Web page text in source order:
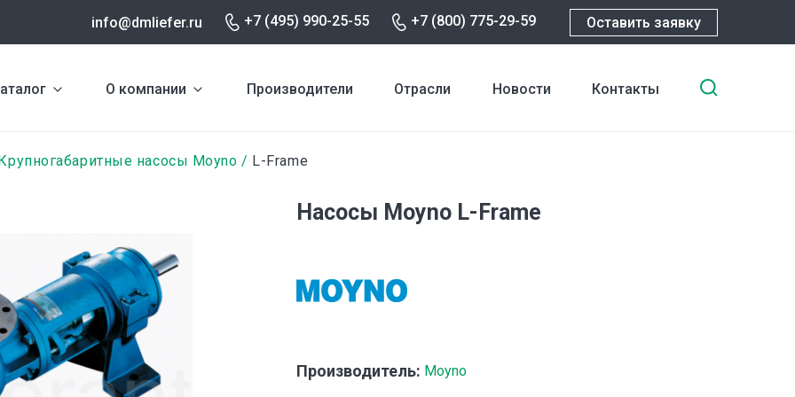
info@dmliefer.ru +7 (495) 990-25-55 +7 (800) 775-29-59 Оставить заявку
О компании Производители Отрасли Новости Контакты
насосы Moyno L-Frame
Насосы Moyno L-Frame
Производитель: Moyno